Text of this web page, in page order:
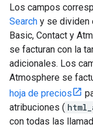
Los campos
Search y se dividen
Basic, Contact y
se facturan con la
adicionales. Los
Atmosphere se
hoja de precios
atribuciones (
con todas las